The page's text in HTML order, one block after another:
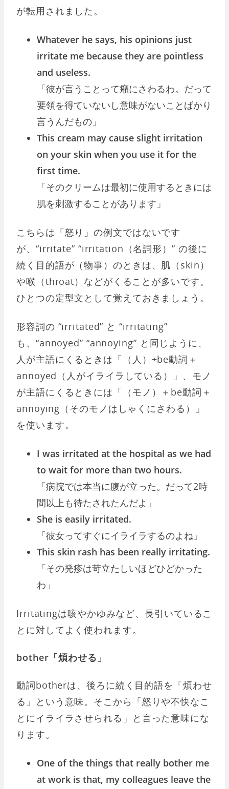
が転用されました。
Whatever he says, his opinions just
irritate me because they are pointless
and useless.
「彼が言うことって癪にさわるわ。だって
要領を得ていないし意味がないことばかり
言うんだもの」
This cream may cause slight irritation
on your skin when you use it for the
first time.
「そのクリームは最初に使用するときには
肌を刺激することがあります」
こちらは「怒り」の例文ではないです
が、“irritate” “irritation（名詞形）” の後に
続く目的語が（物事）のときは、肌（skin）
や喉（throat）などがくることが多いです。
ひとつの定型文として覚えておきましょう。
形容詞の “irritated” と “irritating”
も、“annoyed” “annoying” と同じように、
人が主語にくるときは「（人）+be動詞＋
annoyed（人がイライラしている）」、モノ
が主語にくるときには「（モノ）＋be動詞＋
annoying（そのモノはしゃくにさわる）」
を使います。
I was irritated at the hospital as we had
to wait for more than two hours.
「病院では本当に腹が立った。だって2時
間以上も待たされたんだよ」
She is easily irritated.
「彼女ってすぐにイライラするのよね」
This skin rash has been really irritating.
「その発疹は苛立たしいほどひどかった
わ」
Irritatingは咳やかゆみなど、長引いているこ
とに対してよく使われます。
bother「煩わせる」
動詞botherは、後ろに続く目的語を「煩わせ
る」という意味。そこから「怒りや不快なこ
とにイライラさせられる」と言った意味にな
ります。
One of the things that really bother me
at work is that, my colleagues leave the